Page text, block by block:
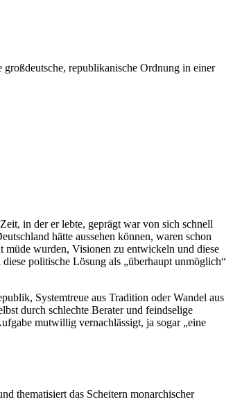
republikanische Ordnung in einer
in der er lebte, geprägt war von sich schnell
hätte aussehen können, waren schon
müde wurden, Visionen zu entwickeln und diese
politische Lösung als „überhaupt unmöglich“
Systemtreue aus Tradition oder Wandel aus
durch schlechte Berater und feindselige
mutwillig vernachlässigt, ja sogar „eine
thematisiert das Scheitern monarchischer